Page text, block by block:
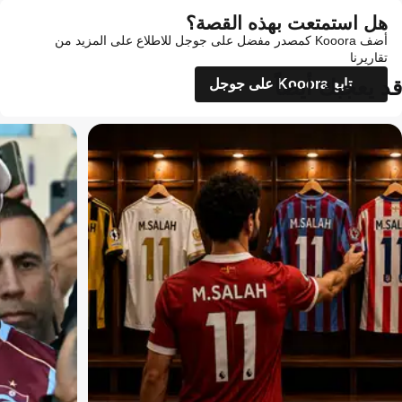
هل استمتعت بهذه القصة؟
أضف Kooora كمصدر مفضل على جوجل للاطلاع على المزيد من
تقاريرنا
تابع Kooora على جوجل
قد يعجبك أيضاً